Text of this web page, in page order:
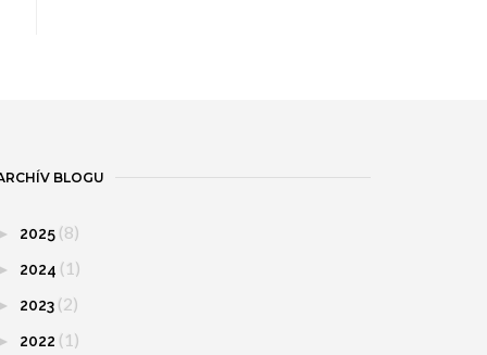
BLOGU
► 2025 (8)
► 2024 (1)
► 2023 (2)
► 2022 (1)